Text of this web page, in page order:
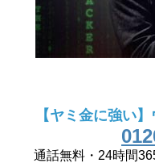
【ヤミ金に強い
通話無料・24時間